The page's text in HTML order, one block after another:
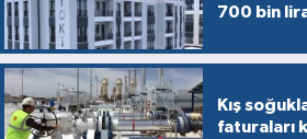
700 bin
Kış
faturaları